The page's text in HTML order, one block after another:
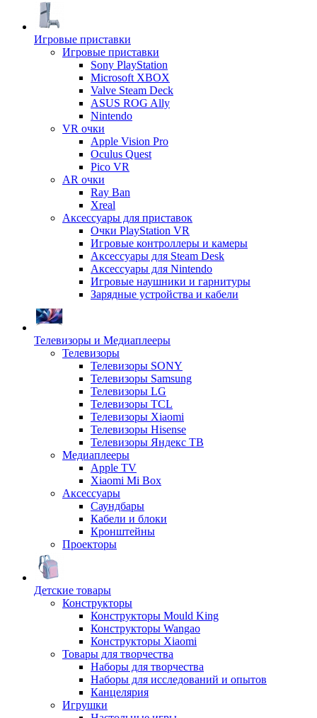
Игровые приставки
Игровые приставки
Sony PlayStation
Microsoft XBOX
Valve Steam Deck
ASUS ROG Ally
Nintendo
VR очки
Apple Vision Pro
Oculus Quest
Pico VR
AR очки
Ray Ban
Xreal
Аксессуары для приставок
Очки PlayStation VR
Игровые контроллеры и камеры
Аксессуары для Steam Desk
Аксессуары для Nintendo
Игровые наушники и гарнитуры
Зарядные устройства и кабели
Телевизоры и Медиаплееры
Телевизоры
Телевизоры SONY
Телевизоры Samsung
Телевизоры LG
Телевизоры TCL
Телевизоры Xiaomi
Телевизоры Hisense
Телевизоры Яндекс ТВ
Медиаплееры
Apple TV
Xiaomi Mi Box
Аксессуары
Саундбары
Кабели и блоки
Кронштейны
Проекторы
Детские товары
Конструкторы
Конструкторы Mould King
Конструкторы Wangao
Конструкторы Xiaomi
Товары для творчества
Наборы для творчества
Наборы для исследований и опытов
Канцелярия
Игрушки